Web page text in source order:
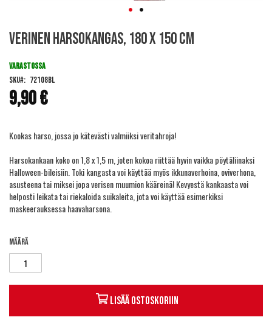
to
beginning
the
images
gallery
Verinen harsokangas, 180 x 150 cm
9,90 €
VARASTOSSA
SKU
72108BL
Kookas harso, jossa jo kätevästi valmiiksi veritahroja!
Harsokankaan koko on 1,8 x 1,5 m, joten kokoa riittää hyvin vaikka pöytäliinaksi
Halloween-bileisiin. Toki kangasta voi käyttää myös ikkunaverhoina, oviverhona,
asusteena tai miksei jopa verisen muumion kääreinä! Kevyestä kankaasta voi
helposti leikata tai riekaloida suikaleita, jota voi käyttää esimerkiksi
maskeerauksessa haavaharsona.
Määrä
Lisää ostoskoriin